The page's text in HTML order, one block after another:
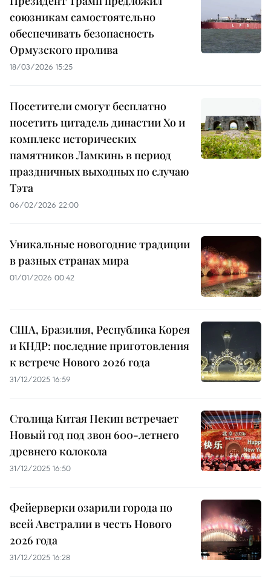
союзникам самостоятельно
обеспечивать безопасность
Ормузского пролива
18/03/2026 15:25
Посетители смогут бесплатно
посетить цитадель династии Хо и
комплекс исторических
памятников Ламкинь в период
праздничных выходных по случаю
Тэта
06/02/2026 22:00
Уникальные новогодние традиции
в разных странах мира
01/01/2026 00:42
США, Бразилия, Республика Корея
и КНДР: последние приготовления
к встрече Нового 2026 года
31/12/2025 16:59
Столица Китая Пекин встречает
Новый год под звон 600-летнего
древнего колокола
31/12/2025 16:50
Фейерверки озарили города по
всей Австралии в честь Нового
2026 года
31/12/2025 16:28